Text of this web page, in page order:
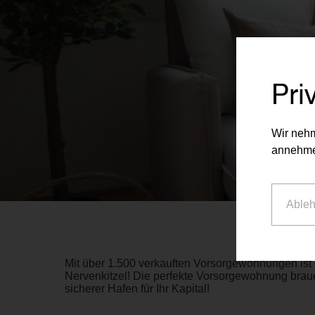
Mit über 1.500 verkauften Vorsorgewohnungen
Nervenkitzel! Die perfekte Vorsorgewohnung
sicherer Hafen für Ihr Kapital!
Wir